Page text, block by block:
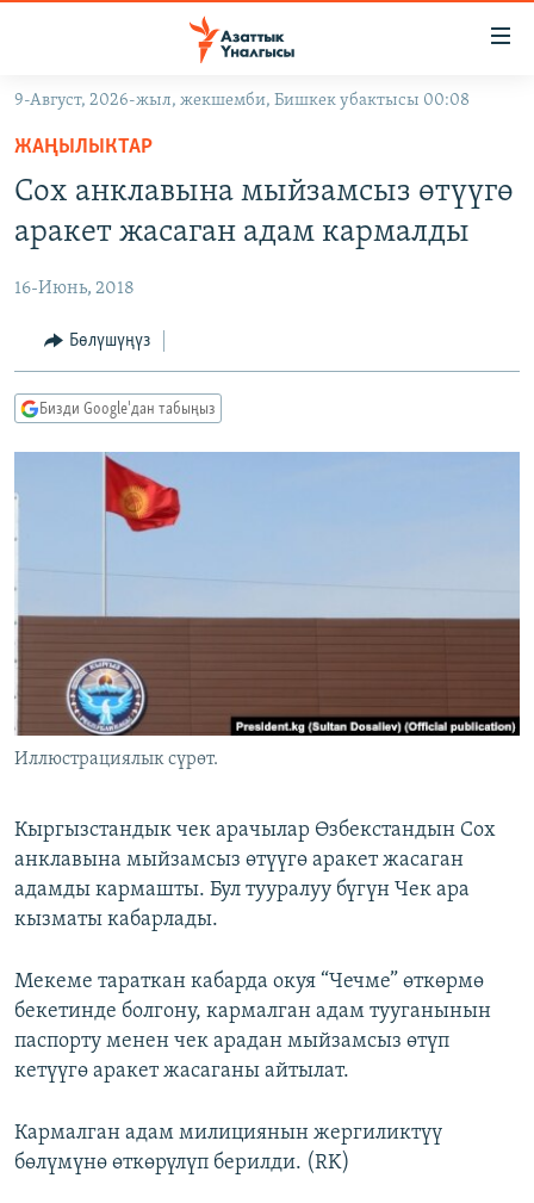
Навигацияга
өтүңүз
Издөөгө
салыңыз
ЭКОНОМИКА
МАДАНИЯТ
БОРБОР АЗИЯ
УКРАИНА
АТАЙЫН ИЛИКТӨӨ
ТВ ПРОГРАММАЛАР
ЭКСПЕРТТЕР ТАЛДАЙТ
БИЗ ЖАНА ДҮЙНӨ
ДАНИСТЕ
ӨЗГӨЧӨ ПИКИР
ЭЕ/АРнун бардык сайттары
9-Август, 2026-жыл, жекшемби, Бишкек убактысы 00:08
ЖАҢЫЛЫКТАР
Сох анклавына мыйзамсыз өтүүгө
аракет жасаган адам кармалды
16-Июнь, 2018
Бөлүшүңүз
Бизди Google'дан табыңыз
Иллюстрациялык сүрөт.
Кыргызстандык чек арачылар Өзбекстандын Сох
анклавына мыйзамсыз өтүүгө аракет жасаган
адамды кармашты. Бул тууралуу бүгүн Чек ара
кызматы кабарлады.
Мекеме тараткан кабарда окуя “Чечме” өткөрмө
бекетинде болгону, кармалган адам тууганынын
паспорту менен чек арадан мыйзамсыз өтүп
кетүүгө аракет жасаганы айтылат.
Кармалган адам милициянын жергиликтүү
бөлүмүнө өткөрүлүп берилди. (RK)